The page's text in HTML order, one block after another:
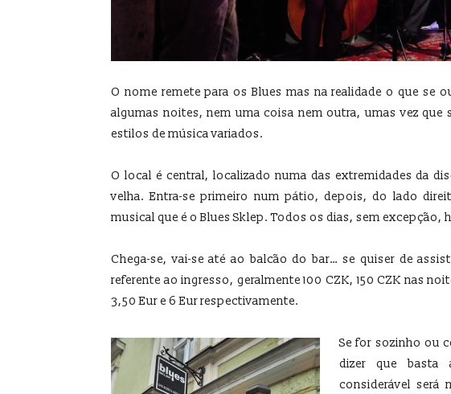
O nome remete para os Blues mas na realidade o que se
algumas noites, nem uma coisa nem outra, umas vez que
estilos de música variados.
O local é central, localizado numa das extremidades da
velha. Entra-se primeiro num pátio, depois, do lado
musical que é o Blues Sklep. Todos os dias, sem excepção,
Chega-se, vai-se até ao balcão do bar… se quiser de
referente ao ingresso, geralmente 100 CZK, 150 CZK nas
3,50 Eur e 6 Eur respectivamente.
Se for sozinho ou
dizer que basta
considerável será